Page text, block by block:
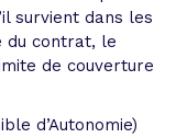
survient dans les
du contrat, le
de couverture
d’Autonomie)